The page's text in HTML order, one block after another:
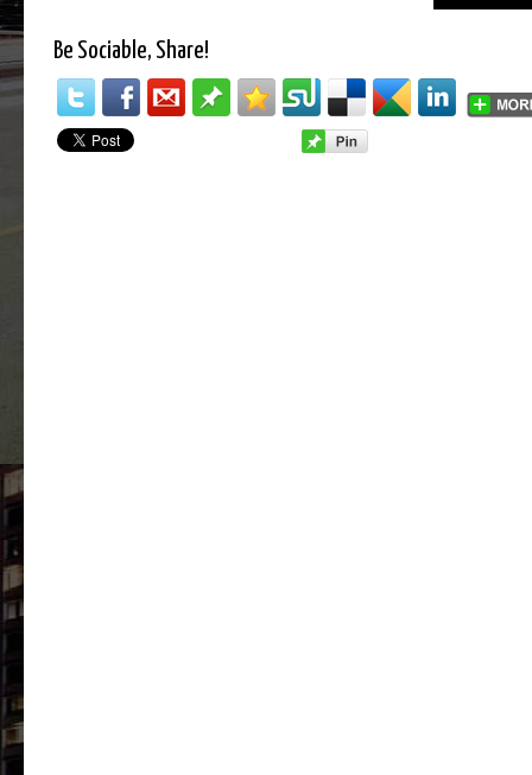
Be Sociable, Share!